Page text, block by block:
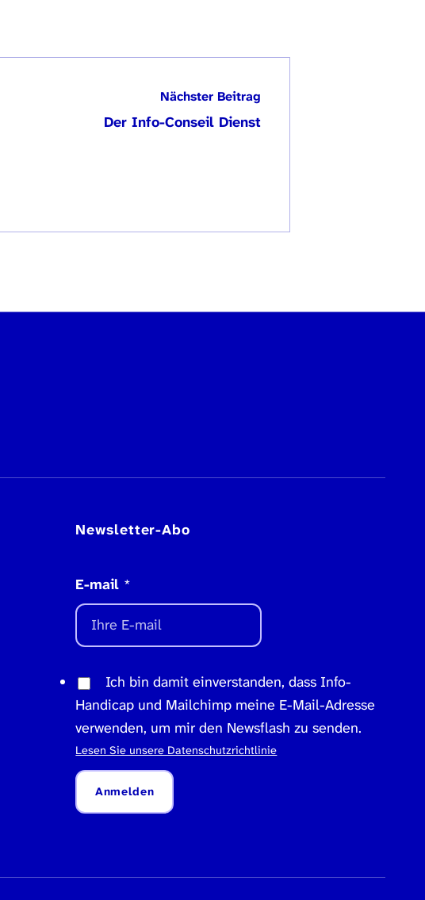
Nächster Beitrag
Der Info-Conseil Dienst
Newsletter-Abo
E-mail *
Ich bin damit einverstanden, dass Info-
Handicap und Mailchimp meine E-Mail-Adresse
verwenden, um mir den Newsflash zu senden.
Lesen Sie unsere Datenschutzrichtlinie
Anmelden